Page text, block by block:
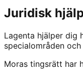
Juridisk
Lagenta hjälper dig
specialområden och
Moras tingsrätt har